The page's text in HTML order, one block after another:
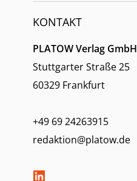
KONTAKT
PLATOW Verlag GmbH
Stuttgarter Straße 25
60329 Frankfurt
+49 69 24263915
redaktion@platow.de